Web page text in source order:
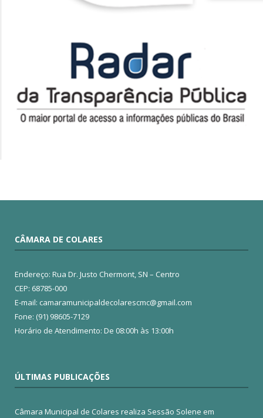
CÂMARA DE COLARES
Endereço: Rua Dr. Justo Chermont, SN – Centro
CEP: 68785-000
E-mail: camaramunicipaldecolarescmc@gmail.com
Fone: (91) 98605-7129
Horário de Atendimento: De 08:00h às 13:00h
ÚLTIMAS PUBLICAÇÕES
Câmara Municipal de Colares realiza Sessão Solene em